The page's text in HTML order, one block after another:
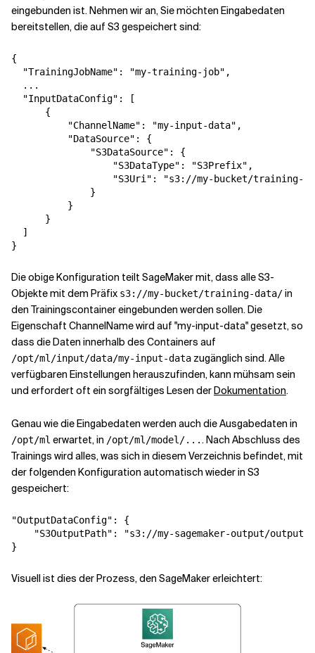
eingebunden ist. Nehmen wir an, Sie möchten Eingabedaten
bereitstellen, die auf S3 gespeichert sind:
{
  "TrainingJobName": "my-training-job",
  ...
  "InputDataConfig": [
      {
          "ChannelName": "my-input-data",
          "DataSource": {
              "S3DataSource": {
                  "S3DataType": "S3Prefix",
"S3Uri": "s3://my-bucket/training-
              }
          }
      }
  ]
}
Die obige Konfiguration teilt SageMaker mit, dass alle S3-
Objekte mit dem Präfix s3://my-bucket/training-data/in
den Trainingscontainer eingebunden werden sollen. Die
Eigenschaft ChannelName wird auf "my-input-data" gesetzt, so
dass die Daten innerhalb des Containers auf
/opt/ml/input/data/my-input-data zugänglich sind. Alle
verfügbaren Einstellungen herauszufinden, kann mühsam sein
und erfordert oft ein sorgfältiges Lesen derDokumentation.
Genau wie die Eingabedaten werden auch die Ausgabedaten in
/opt/ml erwartet, in /opt/ml/model/.... Nach Abschluss des
Trainings wird alles, was sich in diesem Verzeichnis befindet, mit
der folgenden Konfiguration automatisch wieder in S3
gespeichert:
"OutputDataConfig": {
"S3OutputPath": "s3://my-sagemaker-output/output-
}
Visuell ist dies der Prozess, den SageMaker erleichtert: